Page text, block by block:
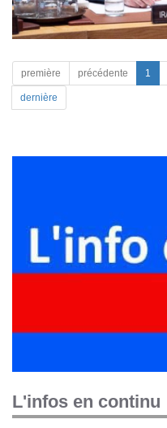
première précédente 1
dernière
L'infos en continu